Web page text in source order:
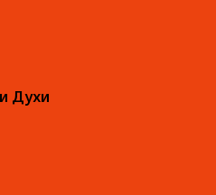
Духи